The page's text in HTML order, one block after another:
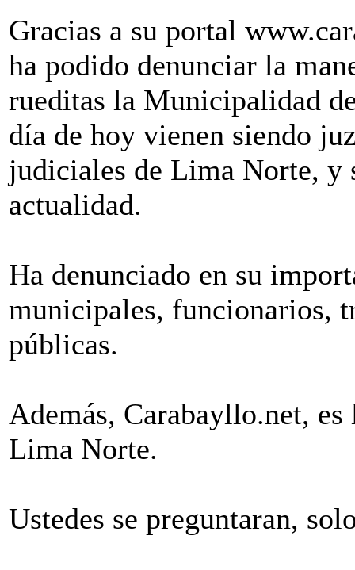
Gracias a su portal
ha podido denunciar la
rueditas la Municipalidad
día de hoy vienen siendo
judiciales de Lima Norte, y
actualidad.
Ha denunciado en su
municipales, funcionarios,
públicas.
Además, Carabayllo.net,
Lima Norte.
Ustedes se preguntaran,